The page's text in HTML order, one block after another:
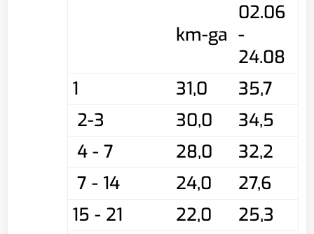
km-ga
02.06
-
24.08
1
31,0
35,7
2-3
30,0
34,5
4 - 7
28,0
32,2
7 - 14
24,0
27,6
15 - 21
22,0
25,3